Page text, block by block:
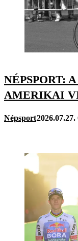
NÉPSPORT:
AMERIKAI
Népsport2026.07.27.